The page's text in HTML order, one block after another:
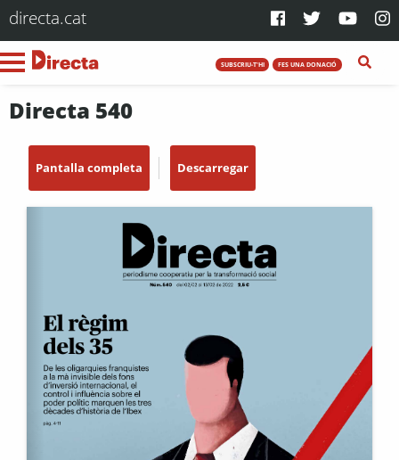
directa.cat
SUBSCRIU-T'HI FES UNA DONACIÓ
Directa 540
Pantalla completa Descarregar